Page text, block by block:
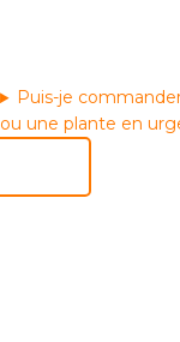
Puis-je
ou une plante en